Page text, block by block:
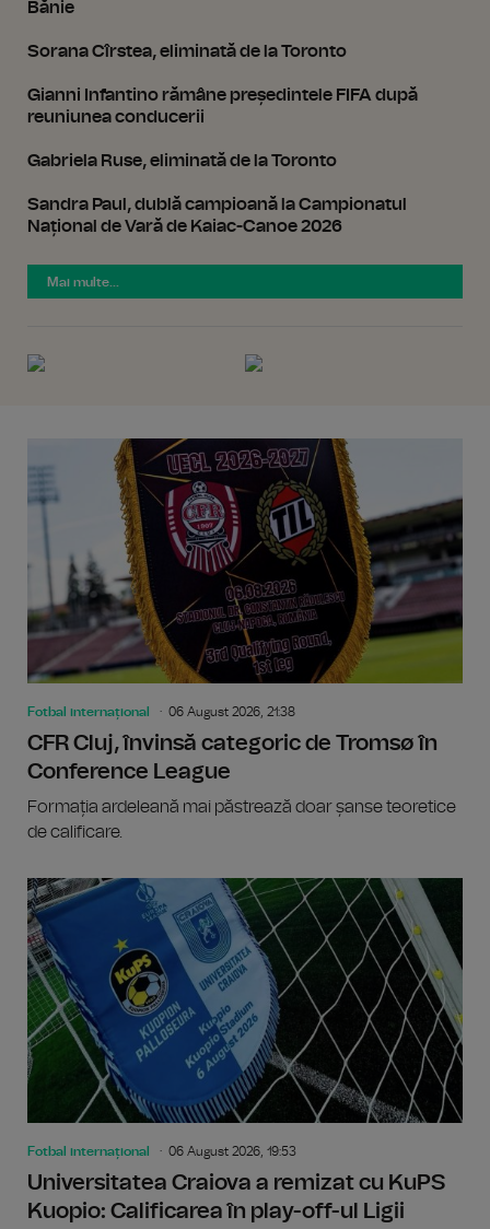
Bănie
Sorana Cîrstea, eliminată de la Toronto
Gianni Infantino rămâne președintele FIFA după
reuniunea conducerii
Gabriela Ruse, eliminată de la Toronto
Sandra Paul, dublă campioană la Campionatul
Național de Vară de Kaiac-Canoe 2026
Mai multe...
Fotbal internațional 06 August 2026, 21:38
CFR Cluj, învinsă categoric de Tromsø în
Conference League
Formația ardeleană mai păstrează doar șanse teoretice
de calificare.
Fotbal internațional 06 August 2026, 19:53
Universitatea Craiova a remizat cu KuPS
Kuopio: Calificarea în play-off-ul Ligii